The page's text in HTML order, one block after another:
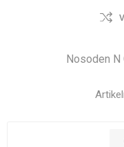
Nosoden N